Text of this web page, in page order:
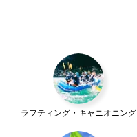
ラフティング・キャニオニング